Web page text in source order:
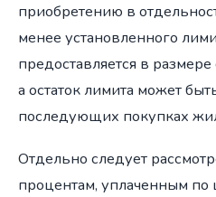
приобретению в
менее установленного
предоставляется в
а остаток лимита может
последующих покупках
Отдельно следует
процентам, уплаченным по